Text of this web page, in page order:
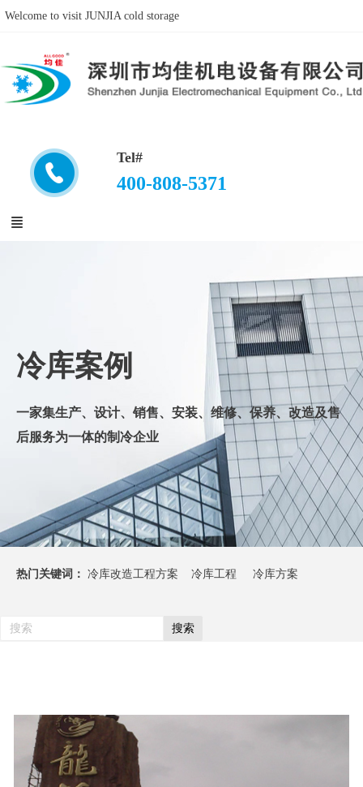
Welcome to visit JUNJIA cold storage
Tel#
400-808-5371
冷库案例
一家集生产、设计、销售、安装、维修、保养、改造及售
后服务为一体的制冷企业
热门关键词： 冷库改造工程方案 冷库工程 冷库方案
搜索